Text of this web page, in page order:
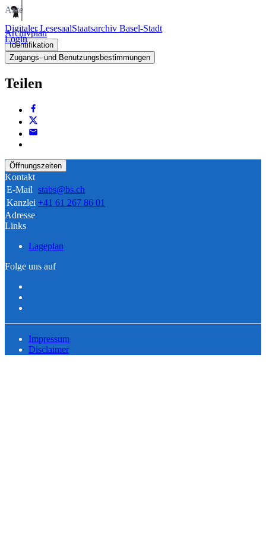
Digitaler LesesaalStaatsarchiv Basel-Stadt
Login
Akte
Archivplan
Identifikation
Zugangs- und Benutzungsbestimmungen
Teilen
Öffnungszeiten
Kontakt
E-Mail stabs@bs.ch
Kanzlei +41 61 267 86 01
Adresse
Links
Lageplan
Folge uns auf
Impressum
Disclaimer